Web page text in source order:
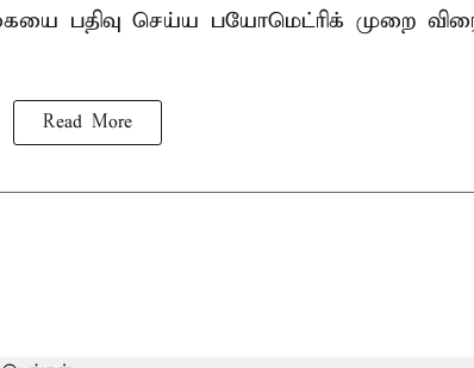
பதிவு செய்ய பயோமெட்ரிக் முறை
Read More